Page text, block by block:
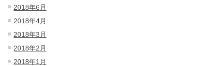
2018年6月
2018年4月
2018年3月
2018年2月
2018年1月